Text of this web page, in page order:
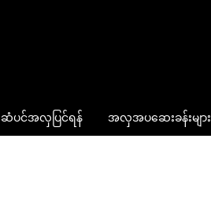
ဆံပင်အလှပြင်ရန် အလှအပဆေးခန်းများ